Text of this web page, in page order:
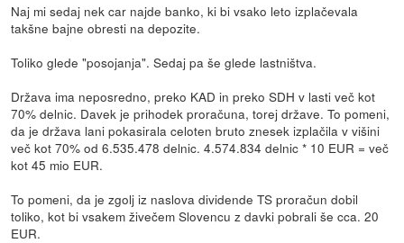
Naj mi sedaj nek car najde banko, ki bi vsako leto izplačevala
takšne bajne obresti na depozite.
Toliko glede "posojanja". Sedaj pa še glede lastništva.
Država ima neposredno, preko KAD in preko SDH v lasti več kot
70% delnic. Davek je prihodek proračuna, torej države. To pomeni,
da je država lani pokasirala celoten bruto znesek izplačila v višini
več kot 70% od 6.535.478 delnic. 4.574.834 delnic * 10 EUR = več
kot 45 mio EUR.
To pomeni, da je zgolj iz naslova dividende TS proračun dobil
toliko, kot bi vsakem živečem Slovencu z davki pobrali še cca. 20
EUR.